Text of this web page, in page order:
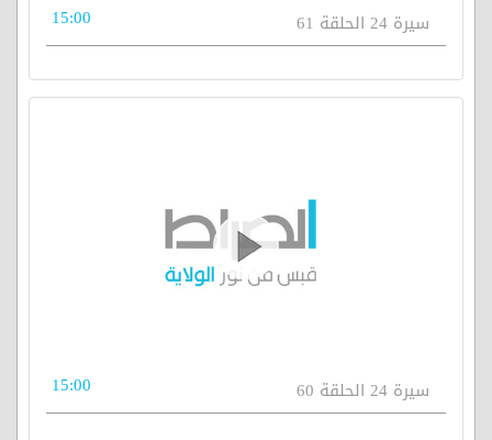
سيرة 24 الحلقة 61 15:00
سيرة 24 الحلقة 60 15:00